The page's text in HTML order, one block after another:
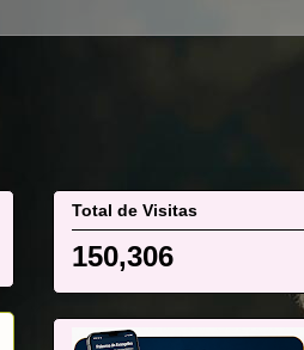
Total de Visitas
150,306